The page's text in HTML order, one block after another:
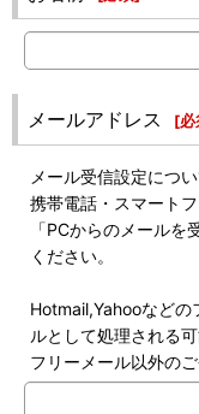
メールアドレス [必
メール受信設定につ
携帯電話・スマート
「PCからのメール
ください。
Hotmail,Yahooなどの
ルとして処理される
フリーメール以外の